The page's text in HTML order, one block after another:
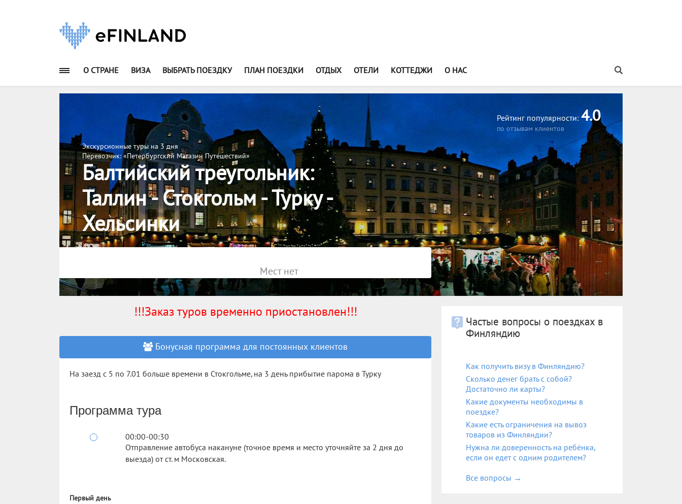
О СТРАНЕ ВИЗА ВЫБРАТЬ ПОЕЗДКУ ПЛАН ПОЕЗДКИ ОТДЫХ ОТЕЛИ КОТТЕДЖИ
О НАС
Экскурсионные туры на 3 дня
Перевозчик: «Петербургский Магазин Путешествий»
Балтийский треугольник:
Таллин - Стокгольм - Турку -
Хельсинки
Мест нет
Рейтинг популярности: 4.0
по отзывам клиентов
!!!Заказ туров временно приостановлен!!!
Бонусная программа для постоянных клиентов
На заезд с 5 по 7.01 больше времени в Стокгольме, на 3 день прибытие парома в Турку
Программа тура
00:00-00:30
Отправление автобуса накануне (точное время и место уточняйте за 2 дня до
выезда) от ст. м Московская.
Первый день
Частые вопросы о поездках в
Финляндию
Как получить визу в Финляндию?
Сколько денег брать с собой?
Достаточно ли карты?
Какие документы необходимы в
поездке?
Какие есть ограничения на вывоз
товаров из Финляндии?
Нужна ли доверенность на ребёнка,
если он едет с одним родителем?
Все вопросы →